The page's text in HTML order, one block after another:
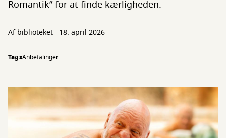
Romantik” for at finde kærligheden.
Af biblioteket 18. april 2026
TagsAnbefalinger